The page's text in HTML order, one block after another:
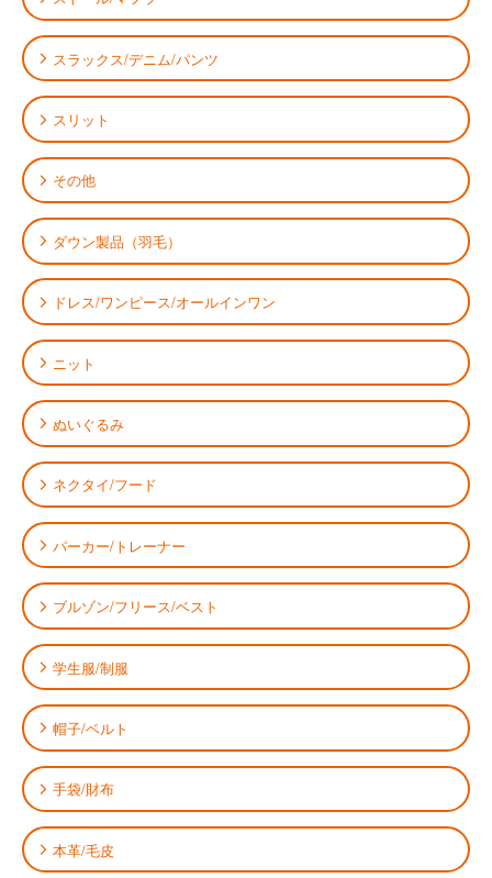
スラックス/デニム/パンツ
スリット
その他
ダウン製品（羽毛）
ドレス/ワンピース/オールインワン
ニット
ぬいぐるみ
ネクタイ/フード
パーカー/トレーナー
ブルゾン/フリース/ベスト
学生服/制服
帽子/ベルト
手袋/財布
本革/毛皮